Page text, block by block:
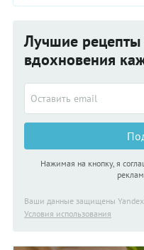
Лучшие
вдохновения
Нажимая на кнопку, я
Ваши данные защищены
Условия использования